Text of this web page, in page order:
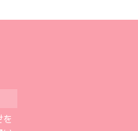
式アカウント
式アカウント
Instagram公式アカウント
ーみんFacebook公式アカウン
どりーみんYouTube公式アカ